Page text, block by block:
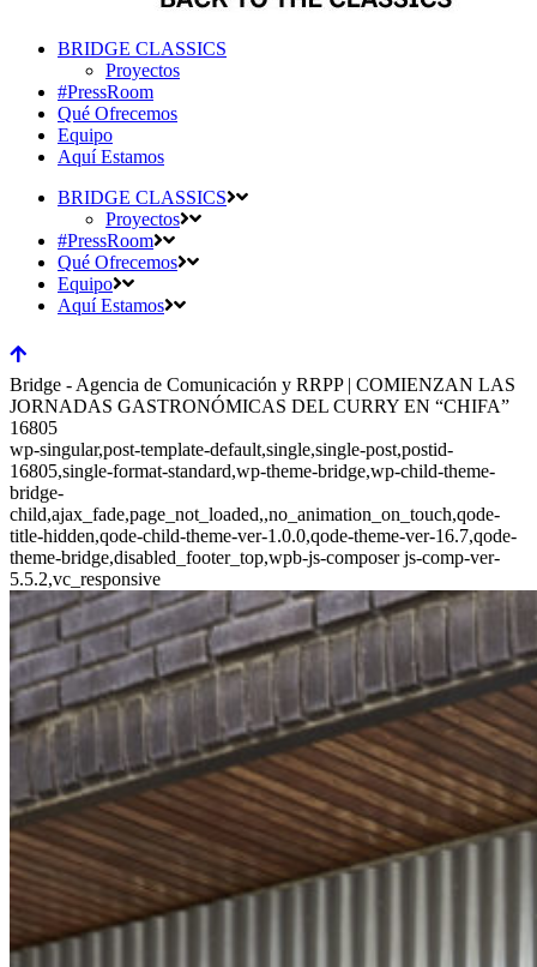
BRIDGE CLASSICS
Proyectos
#PressRoom
Qué Ofrecemos
Equipo
Aquí Estamos
BRIDGE CLASSICS
Proyectos
#PressRoom
Qué Ofrecemos
Equipo
Aquí Estamos
Bridge - Agencia de Comunicación y RRPP | COMIENZAN LAS
JORNADAS GASTRONÓMICAS DEL CURRY EN “CHIFA”
16805
wp-singular,post-template-default,single,single-post,postid-
16805,single-format-standard,wp-theme-bridge,wp-child-theme-
bridge-
child,ajax_fade,page_not_loaded,,no_animation_on_touch,qode-
title-hidden,qode-child-theme-ver-1.0.0,qode-theme-ver-16.7,qode-
theme-bridge,disabled_footer_top,wpb-js-composer js-comp-ver-
5.5.2,vc_responsive